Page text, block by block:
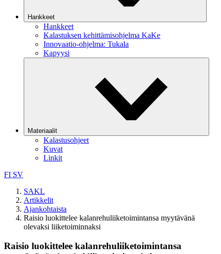
Hankkeet
Hankkeet
Kalastuksen kehittämisohjelma KaKe
Innovaatio-ohjelma: Tukala
Kapyysi
Materiaalit
Kalastusohjeet
Kuvat
Linkit
FI SV
SAKL
Artikkelit
Ajankohtaista
Raisio luokittelee kalanrehuliiketoimintansa myytävänä
olevaksi liiketoiminnaksi
Raisio luokittelee kalanrehuliiketoimintansa